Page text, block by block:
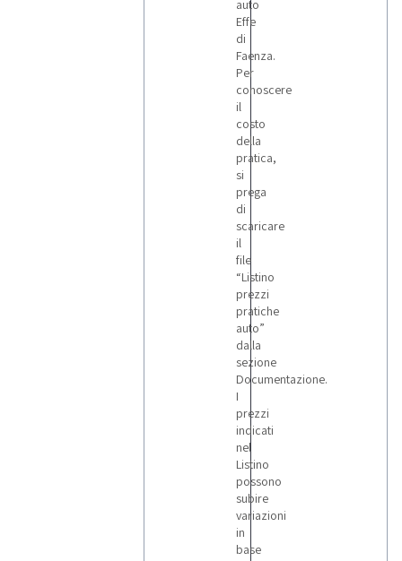
auto
Effe
di
Faenza.
Per
conoscere
il
costo
della
pratica,
si
prega
di
scaricare
il
file
“Listino
prezzi
pratiche
auto”
dalla
sezione
Documentazione.
I
prezzi
indicati
nel
Listino
possono
subire
variazioni
in
base